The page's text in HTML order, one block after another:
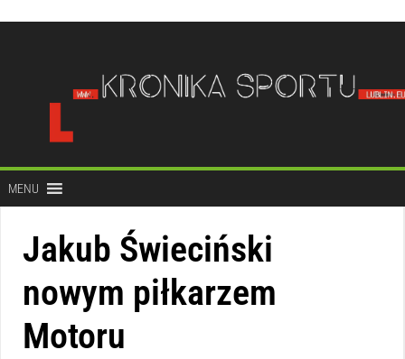
treści
MENU
Jakub Świeciński
nowym piłkarzem
Motoru